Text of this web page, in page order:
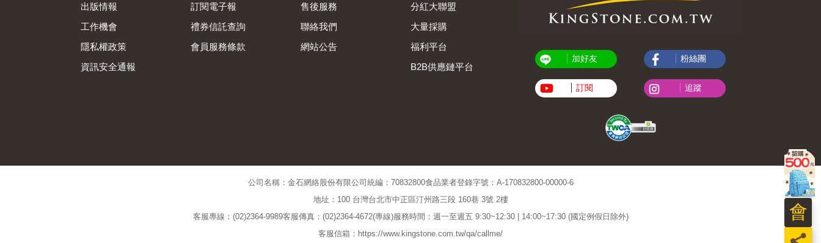
會
出版情報
工作機會
隱私權政策
資訊安全通報
訂閱電子報
禮券信託查詢
會員服務條款
售後服務
聯絡我們
網站公告
分紅大聯盟
大量採購
福利平台
B2B供應鏈平台
加好友
訂閱
粉絲團
追蹤
公司名稱：金石網絡股份有限公司統編：70832800食品業者登錄字號：A-170832800-00000-6
地址：100 台灣台北市中正區汀州路三段 160巷 3號 2樓
客服專線：(02)2364-9989客服傳真：(02)2364-4672(專線)服務時間：週一至週五 9:30~12:30 | 14:00~17:30 (國定例假日除外)
客服信箱：https://www.kingstone.com.tw/qa/callme/